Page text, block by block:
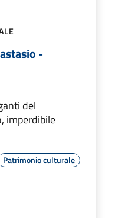
-
del
imperdibile
Patrimonio culturale